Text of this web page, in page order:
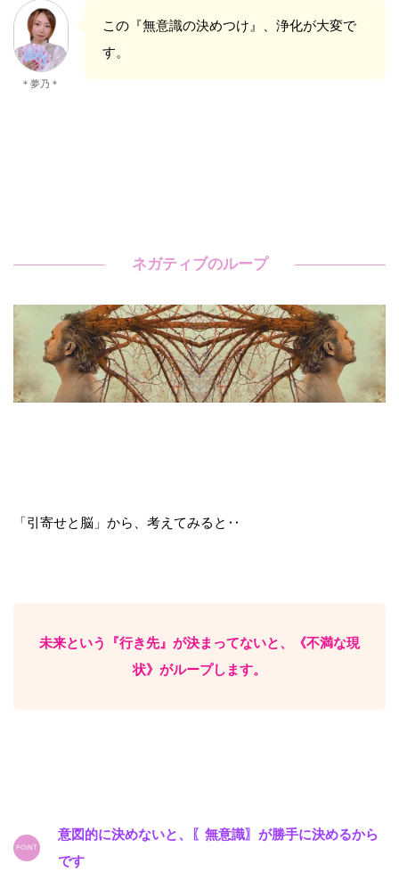
＊夢乃＊
この『無意識の決めつけ』、浄化が大変で
す。
ネガティブのループ
「引寄せと脳」から、考えてみると‥
未来という『行き先』が決まってないと、《不満な現
状》がループします。
意図的に決めないと、〖無意識〗が勝手に決めるから
です